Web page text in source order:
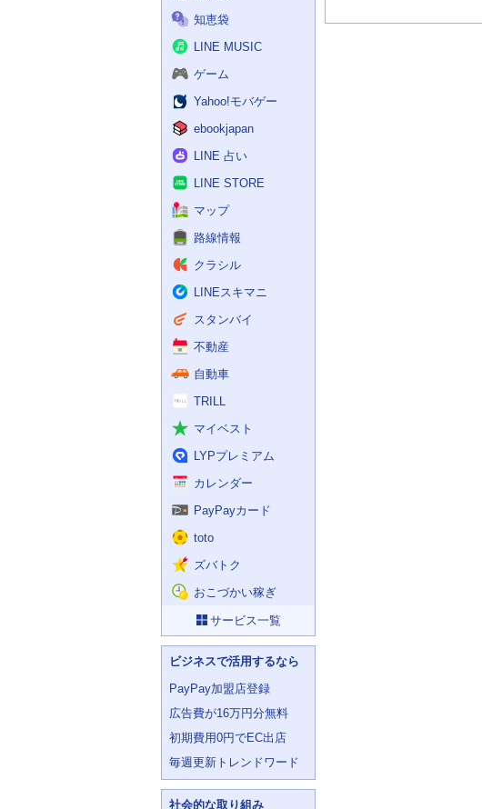
知恵袋
LINE MUSIC
ゲーム
Yahoo!モバゲー
ebookjapan
LINE 占い
LINE STORE
マップ
路線情報
クラシル
LINEスキマニ
スタンバイ
不動産
自動車
TRILL
マイベスト
LYPプレミアム
カレンダー
PayPayカード
toto
ズバトク
おこづかい稼ぎ
サービス一覧
ビジネスで活用するなら
PayPay加盟店登録
広告費が16万円分無料
初期費用0円でEC出店
毎週更新トレンドワード
社会的な取り組み